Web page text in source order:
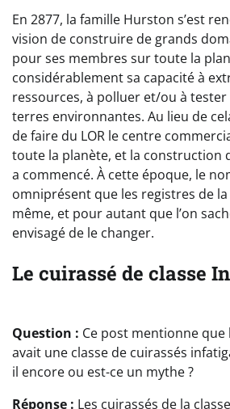
En 2877, la famille Hurston s’est
vision de construire de grands
pour ses membres sur toute la
considérablement sa capacité à
ressources, à polluer et/ou à tester
terres environnantes. Au lieu de
de faire du LOR le centre
toute la planète, et la construction
a commencé. À cette époque, le
omniprésent que les registres de
même, et pour autant que l’on
envisagé de le changer.
Le cuirassé de classe
Question : Ce post mentionne que
avait une classe de cuirassés
il encore ou est-ce un mythe ?
Réponse : Les cuirassés de la